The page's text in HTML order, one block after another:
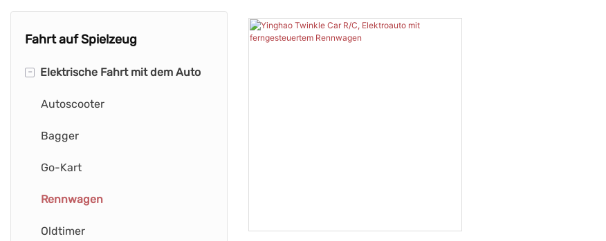
Fahrt auf Spielzeug
- Elektrische Fahrt mit dem Auto
Autoscooter
Bagger
Go-Kart
Rennwagen
Oldtimer